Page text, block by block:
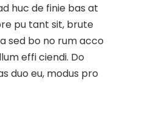
huc de finie bas at
pu tant sit, brute
sed bo no rum acco
effi ciendi. Do
duo eu, modus pro